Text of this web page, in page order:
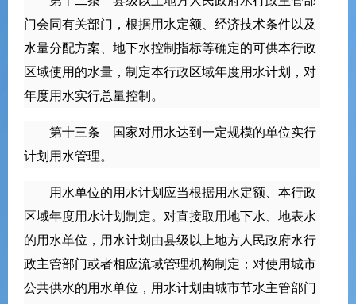
门会同有关部门，根据用水定额、经济技术条件以及
水量分配方案、地下水控制指标等确定的可供本行政
区域使用的水量，制定本行政区域年度用水计划，对
年度用水实行总量控制。
第十三条 国家对用水达到一定规模的单位实行
计划用水管理。
用水单位的用水计划应当根据用水定额、本行政
区域年度用水计划制定。对直接取用地下水、地表水
的用水单位，用水计划由县级以上地方人民政府水行
政主管部门或者相应流域管理机构制定；对使用城市
公共供水的用水单位，用水计划由城市节水主管部门